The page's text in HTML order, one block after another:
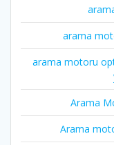
arama
arama motoru
Arama
Arama